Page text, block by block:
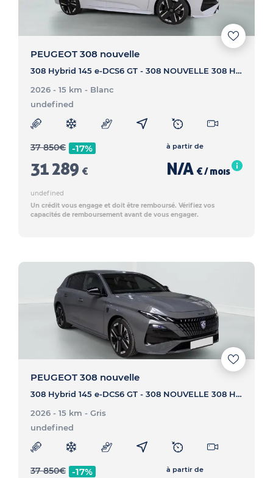
PEUGEOT 308 nouvelle
308 Hybrid 145 e-DCS6 GT - 308 NOUVELLE 308 Hybrid 145 e-DCS6 GT
2026 - 15 km - Blanc
undefined
37 850€ -17%
31 289 €
à partir de
N/A € / mois
undefined
Un crédit vous engage et doit être remboursé. Vérifiez vos
capacités de remboursement avant de vous engager.
PEUGEOT 308 nouvelle
308 Hybrid 145 e-DCS6 GT - 308 NOUVELLE 308 Hybrid 145 e-DCS6 GT
2026 - 15 km - Gris
undefined
37 850€ -17% à partir de